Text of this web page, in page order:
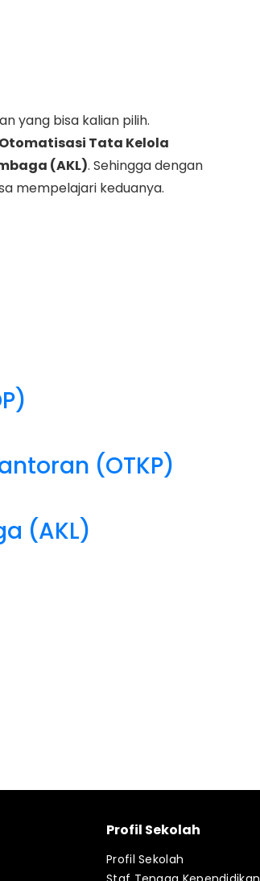
yang bisa kalian pilih.
Otomatisasi Tata Kelola
(AKL). Sehingga dengan
mempelajari keduanya.
(OTKP)
(AKL)
Profil Sekolah
Profil Sekolah